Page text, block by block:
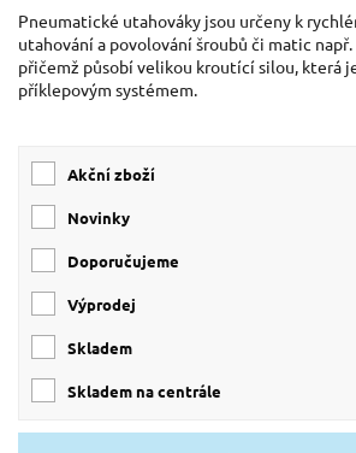
GEKO (8)
EXTOL-PREMIUM(1)
0 Nm
Volnoběžné otáčky
Velikost unašeče
3/4"(1)
Pneumatické utahováky jsou určeny k
utahování a povolování šroubů či matic
přičemž působí velikou kroutící silou, která
příklepovým systémem.
Akční zboží
Novinky
Doporučujeme
Výprodej
skladem
skladem na centrále